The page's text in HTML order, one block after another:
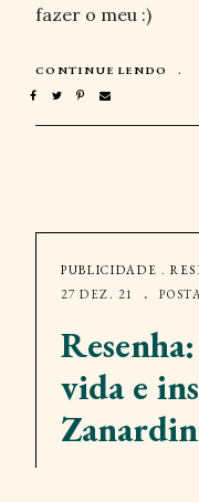
fazer o meu :)
CONTINUE LENDO
PUBLICIDADE .
27 DEZ. 21
vida e